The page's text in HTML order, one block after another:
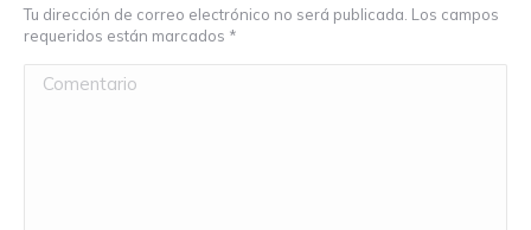
Tu dirección de correo electrónico no será publicada. Los campos
requeridos están marcados *
Comentario